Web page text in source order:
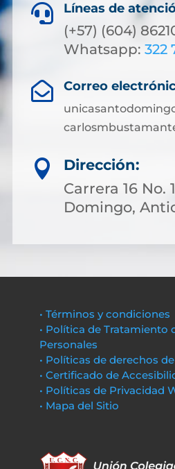
 Líneas de
(+57) (604)
Whatsapp: 322
 Correo

Dirección:
Carrera 16 No.
Domingo,
• Términos y condiciones
• Política de Tratamiento
Personales
• Políticas de derechos
• Certificado de
• Políticas de Privacidad
• Mapa del Sitio